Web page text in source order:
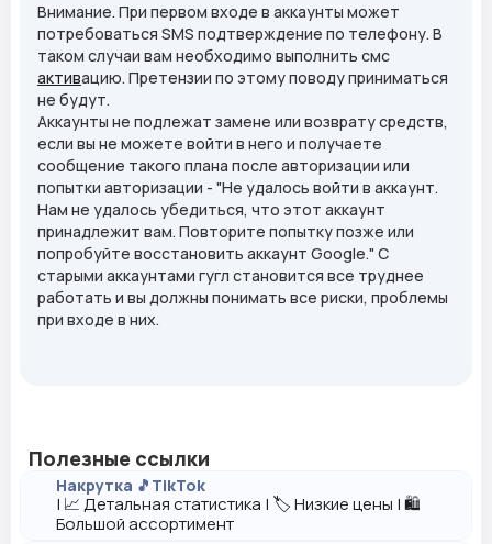
Внимание. При первом входе в аккаунты может
потребоваться SMS подтверждение по телефону. В
таком случаи вам необходимо выполнить смс
активацию. Претензии по этому поводу приниматься
не будут.
Аккаунты не подлежат замене или возврату средств,
если вы не можете войти в него и получаете
сообщение такого плана после авторизации или
попытки авторизации - "Не удалось войти в аккаунт.
Нам не удалось убедиться, что этот аккаунт
принадлежит вам. Повторите попытку позже или
попробуйте восстановить аккаунт Google." С
старыми аккаунтами гугл становится все труднее
работать и вы должны понимать все риски, проблемы
при входе в них.
Полезные ссылки
Накрутка 🎵TikTok
| 📈 Детальная статистика | 🏷️ Низкие цены | 🛍️
Большой ассортимент